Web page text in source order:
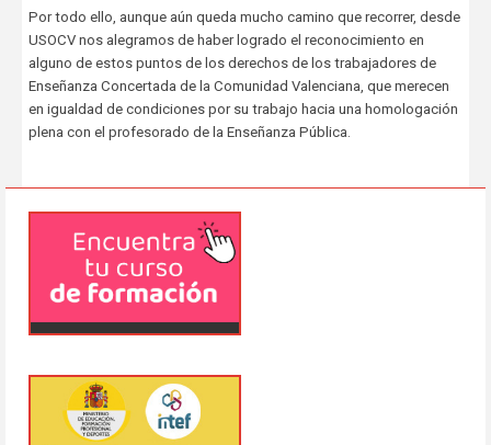
Por todo ello, aunque aún queda mucho camino que recorrer, desde
USOCV nos alegramos de haber logrado el reconocimiento en
alguno de estos puntos de los derechos de los trabajadores de
Enseñanza Concertada de la Comunidad Valenciana, que merecen
en igualdad de condiciones por su trabajo hacia una homologación
plena con el profesorado de la Enseñanza Pública.